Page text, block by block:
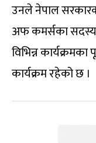
उनले नेपाल
अफ कमर्सका
विभिन्न
कार्यक्रम रहेको छ ।